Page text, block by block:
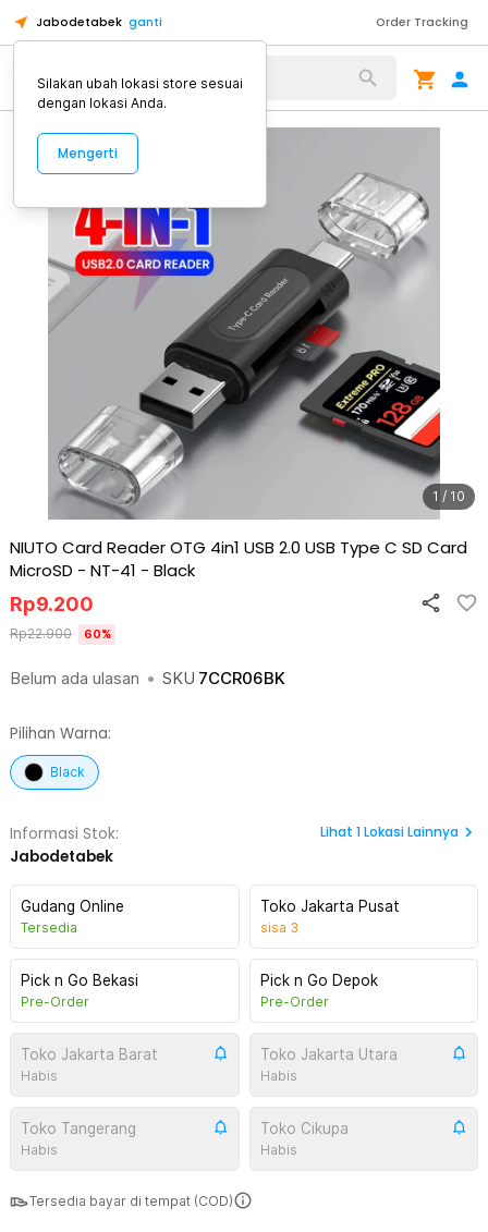
Jabodetabek ganti Order Tracking
Alat Kopi
1 / 10
NIUTO Card Reader OTG 4in1 USB 2.0 USB Type C SD Card
MicroSD - NT-41 - Black
Belum ada ulasan • SKU 7CCR06BK
Rp9.200
Rp22.900 60%
Pilihan Warna:
Black
Informasi Stok:
Jabodetabek
Lihat 1Lokasi Lainnya
Gudang Online
Tersedia
Toko Jakarta Pusat
sisa 3
Pick n Go Bekasi
Pre-Order
Pick n Go Depok
Pre-Order
Toko Jakarta Barat
Habis
Toko Jakarta Utara
Habis
Toko Tangerang
Habis
Toko Cikupa
Habis
Tersedia bayar di tempat (COD)
Silakan ubah lokasi store sesuai
dengan lokasi Anda.
Mengerti